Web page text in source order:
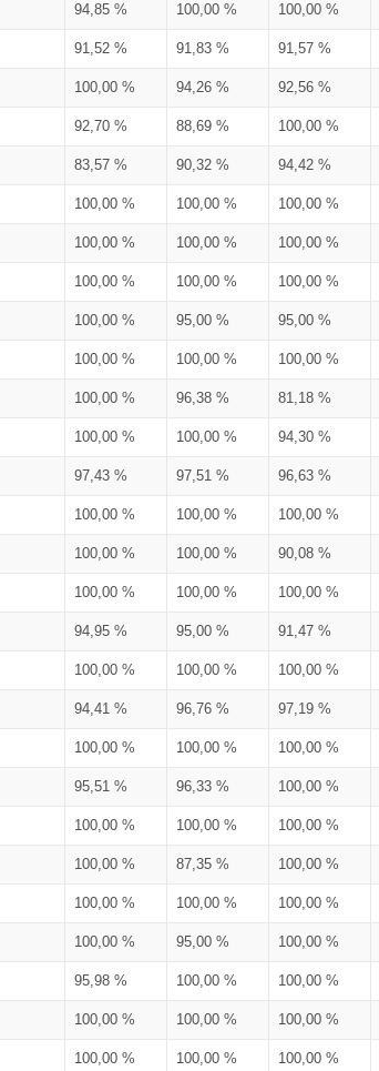
94,85 % 100,00 % 100,00 %
91,52 % 91,83 % 91,57 %
100,00 % 94,26 % 92,56 %
92,70 % 88,69 % 100,00 %
83,57 % 90,32 % 94,42 %
100,00 % 100,00 % 100,00 %
100,00 % 100,00 % 100,00 %
100,00 % 100,00 % 100,00 %
100,00 % 95,00 % 95,00 %
100,00 % 100,00 % 100,00 %
100,00 % 96,38 % 81,18 %
100,00 % 100,00 % 94,30 %
97,43 % 97,51 % 96,63 %
100,00 % 100,00 % 100,00 %
100,00 % 100,00 % 90,08 %
100,00 % 100,00 % 100,00 %
94,95 % 95,00 % 91,47 %
100,00 % 100,00 % 100,00 %
94,41 % 96,76 % 97,19 %
100,00 % 100,00 % 100,00 %
95,51 % 96,33 % 100,00 %
100,00 % 100,00 % 100,00 %
100,00 % 87,35 % 100,00 %
100,00 % 100,00 % 100,00 %
100,00 % 95,00 % 100,00 %
95,98 % 100,00 % 100,00 %
100,00 % 100,00 % 100,00 %
100,00 % 100,00 % 100,00 %